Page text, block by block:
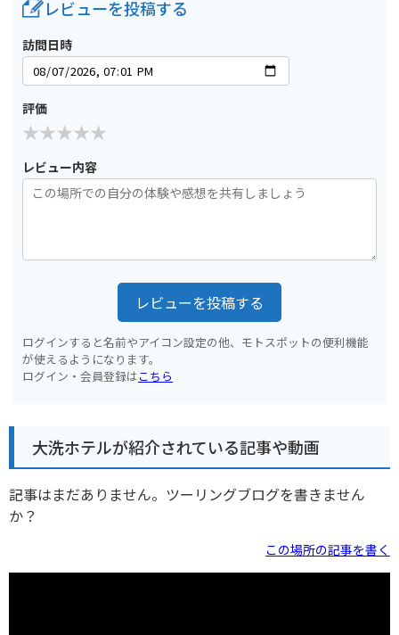
レビューを投稿する
訪問日時
評価
レビュー内容
レビューを投稿する
ログインすると名前やアイコン設定の他、モトスポットの便利機能
が使えるようになります。
ログイン・会員登録はこちら
大洗ホテルが紹介されている記事や動画
記事はまだありません。ツーリングブログを書きません
か？
この場所の記事を書く